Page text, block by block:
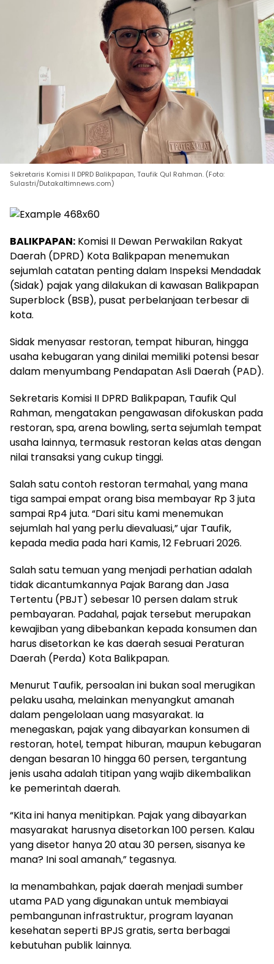
Sekretaris Komisi II DPRD Balikpapan, Taufik Qul Rahman. (Foto:
Sulastri/Dutakaltimnews.com)
BALIKPAPAN: Komisi II Dewan Perwakilan Rakyat
Daerah (DPRD) Kota Balikpapan menemukan
sejumlah catatan penting dalam Inspeksi Mendadak
(Sidak) pajak yang dilakukan di kawasan Balikpapan
Superblock (BSB), pusat perbelanjaan terbesar di
kota.
Sidak menyasar restoran, tempat hiburan, hingga
usaha kebugaran yang dinilai memiliki potensi besar
dalam menyumbang Pendapatan Asli Daerah (PAD).
Sekretaris Komisi II DPRD Balikpapan, Taufik Qul
Rahman, mengatakan pengawasan difokuskan pada
restoran, spa, arena bowling, serta sejumlah tempat
usaha lainnya, termasuk restoran kelas atas dengan
nilai transaksi yang cukup tinggi.
Salah satu contoh restoran termahal, yang mana
tiga sampai empat orang bisa membayar Rp 3 juta
sampai Rp4 juta. “Dari situ kami menemukan
sejumlah hal yang perlu dievaluasi,” ujar Taufik,
kepada media pada hari Kamis, 12 Februari 2026.
Salah satu temuan yang menjadi perhatian adalah
tidak dicantumkannya Pajak Barang dan Jasa
Tertentu (PBJT) sebesar 10 persen dalam struk
pembayaran. Padahal, pajak tersebut merupakan
kewajiban yang dibebankan kepada konsumen dan
harus disetorkan ke kas daerah sesuai Peraturan
Daerah (Perda) Kota Balikpapan.
Menurut Taufik, persoalan ini bukan soal merugikan
pelaku usaha, melainkan menyangkut amanah
dalam pengelolaan uang masyarakat. Ia
menegaskan, pajak yang dibayarkan konsumen di
restoran, hotel, tempat hiburan, maupun kebugaran
dengan besaran 10 hingga 60 persen, tergantung
jenis usaha adalah titipan yang wajib dikembalikan
ke pemerintah daerah.
“Kita ini hanya menitipkan. Pajak yang dibayarkan
masyarakat harusnya disetorkan 100 persen. Kalau
yang disetor hanya 20 atau 30 persen, sisanya ke
mana? Ini soal amanah,” tegasnya.
Ia menambahkan, pajak daerah menjadi sumber
utama PAD yang digunakan untuk membiayai
pembangunan infrastruktur, program layanan
kesehatan seperti BPJS gratis, serta berbagai
kebutuhan publik lainnya.